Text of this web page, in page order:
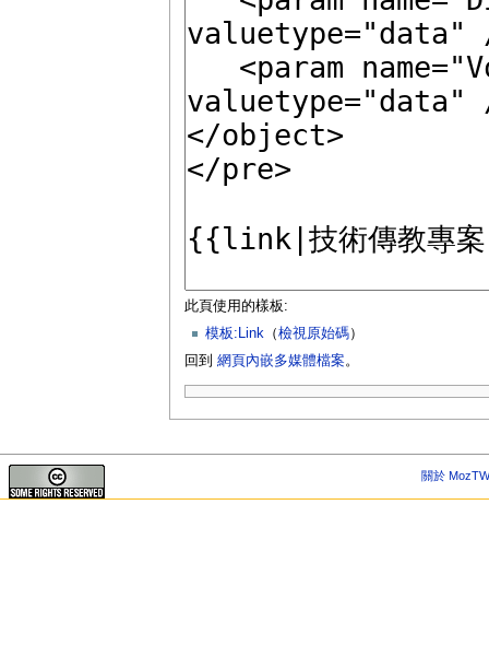
此頁使用的樣板:
模板:Link（檢視原始碼）
回到 網頁內嵌多媒體檔案。
關於